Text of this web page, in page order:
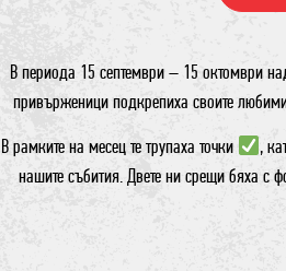
В периода 15 септември – 15 октомври
привърженици подкрепиха своите
В рамките на месец те трупаха точки
,
нашите събития. Двете ни срещи бяха с